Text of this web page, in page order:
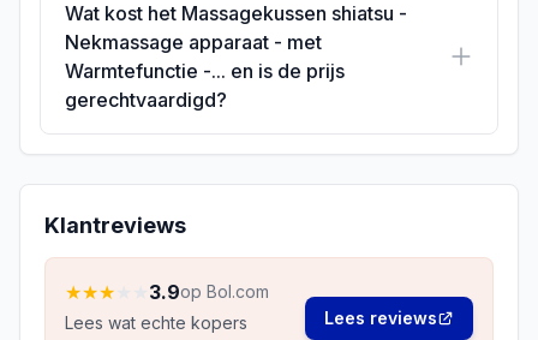
Wat kost het Massagekussen shiatsu -
Nekmassage apparaat - met
Warmtefunctie -... en is de prijs
gerechtvaardigd?
Klantreviews
★★★ 3.9op Bol.com
Lees wat echte kopers
Lees reviews